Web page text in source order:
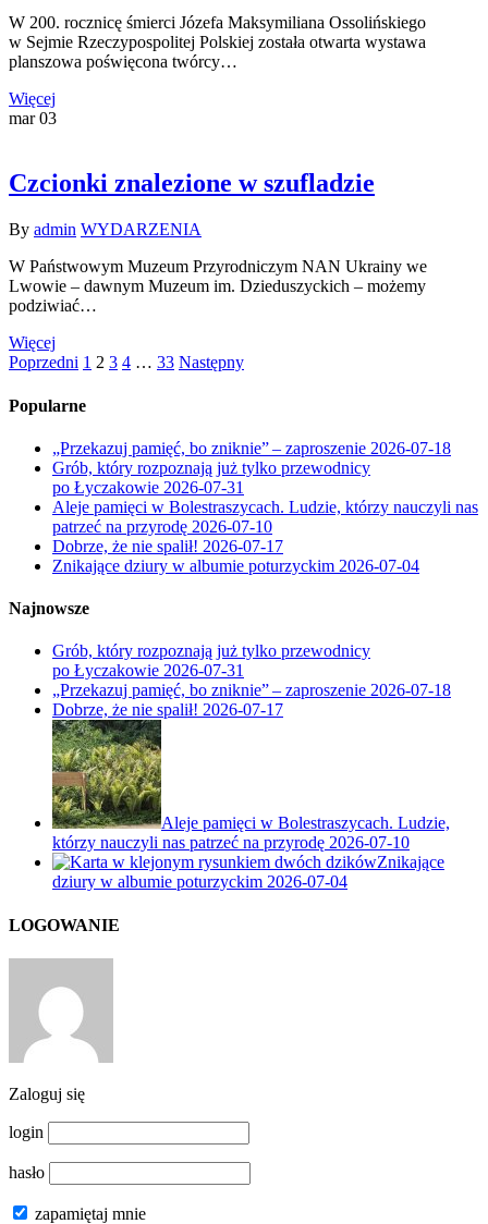
W 200. rocznicę śmierci Józefa Maksymiliana Ossolińskiego
w Sejmie Rzeczypospolitej Polskiej została otwarta wystawa
planszowa poświęcona twórcy…
Więcej
mar 03
Czcionki znalezione w szufladzie
By admin WYDARZENIA
W Państwowym Muzeum Przyrodniczym NAN Ukrainy we
Lwowie – dawnym Muzeum im. Dzieduszyckich – możemy
podziwiać…
Więcej
Poprzedni 1 2 3 4 … 33 Następny
Popularne
„Przekazuj pamięć, bo zniknie” – zaproszenie 2026-07-18
Grób, który rozpoznają już tylko przewodnicy
po Łyczakowie 2026-07-31
Aleje pamięci w Bolestraszycach. Ludzie, którzy nauczyli nas
patrzeć na przyrodę 2026-07-10
Dobrze, że nie spalił! 2026-07-17
Znikające dziury w albumie poturzyckim 2026-07-04
Najnowsze
Grób, który rozpoznają już tylko przewodnicy
po Łyczakowie 2026-07-31
„Przekazuj pamięć, bo zniknie” – zaproszenie 2026-07-18
Dobrze, że nie spalił! 2026-07-17
Aleje pamięci w Bolestraszycach. Ludzie,
którzy nauczyli nas patrzeć na przyrodę 2026-07-10
Znikające
dziury w albumie poturzyckim 2026-07-04
LOGOWANIE
Zaloguj się
login
hasło
zapamiętaj mnie